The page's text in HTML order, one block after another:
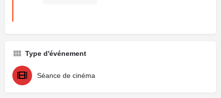
Type d'événement
Séance de cinéma